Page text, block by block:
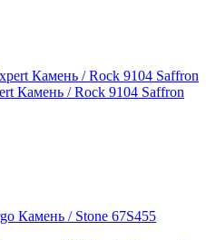
Камень / Rock 9104 Saffron